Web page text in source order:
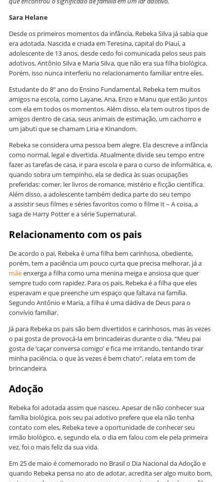
Sara Helane
Desde os primeiros momentos da infância, Rebeka Silva já sabia que
era adotada. Nascida e criada em Teresina, capital do Piauí, a
adolescente de 13 anos, desde cedo foi comunicada pelos seus pais
adotivos, Antônio Silva e Maria Silva, que não era sua filha biológica.
Porém, isso nunca interferiu no relacionamento familiar entre eles.
Estudante do 8º ano do Ensino Fundamental, Rebeka tem muitos
amigos na escola, como Layane, Ana, Enzo e Manu que estão juntos
com ela em todos os momentos. Além disso, ela tem outros tipos de
amigos dentro de casa, seus animais de estimação, um cachorro e
um jabuti que se chamam Liria e Kinandom.
Rebeka se considera uma pessoa bem alegre. Ela descreve a infância
como normal, legal e divertida. Atualmente divide seu tempo entre
fazer as tarefas de casa, ir para escola e para o curso de informática, e,
quando sobra um tempinho, ela se dedica às suas ocupações
preferidas: comer, ler livros de romance, mistério e ficção científica.
Além disso, a adolescente também dedica parte do seu tempo
a assistir seus filmes e séries favoritos como o filme It – A coisa, a
saga de Harry Potter e a série Supernatural.
Relacionamento com os pais
De acordo o pai, Rebeka é uma filha bem carinhosa, obediente,
porém, tem a paciência um pouco curta que precisa melhorar, já a
mãeenxerga a filha como uma menina meiga e ansiosa que quer
sempre tudo com rapidez. Para os pais, Rebeka é a filha que eles
esperavam e que preenche um espaço que faltava na família.
Segundo Antônio e Maria, a filha é uma dádiva de Deus para o
convívio familiar.
Já para Rebeka os pais são bem divertidos e carinhosos, mas às vezes
o pai gosta de provocá-la em brincadeiras durante o dia. “Meu pai
gosta de ‘caçar conversa comigo’ e fica me irritando, tentando tirar
minha paciência, o que às vezes é bem chato”, relata em tom de
brincandeira.
Adoção
Rebeka foi adotada assim que nasceu. Apesar de não conhecer sua
família biológica, pois seu pai adotivo prefere que ela não tenha
contato com eles, Rebeka teve a oportunidade de conhecer seu
irmão biológico, e, segundo ela, o dia em falou com ele pela primeira
vez, foi o mais feliz da sua vida.
Em 25 de maio é comemorado no Brasil o Dia Nacional da Adoção e
quando Rebeka pensa no ato de adotar, acredita ser algo muito bom,